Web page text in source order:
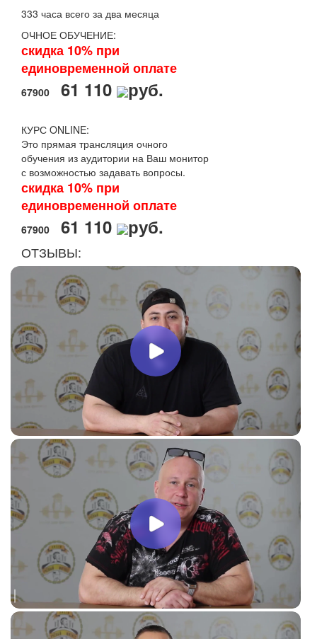
333 часа всего за два месяца
ОЧНОЕ ОБУЧЕНИЕ:
скидка 10% при
единовременной оплате
67900 61 110 руб.
КУРС ONLINE:
Это прямая трансляция очного
обучения из аудитории на Ваш монитор
с возможностью задавать вопросы.
скидка 10% при
единовременной оплате
67900 61 110 руб.
ОТЗЫВЫ: